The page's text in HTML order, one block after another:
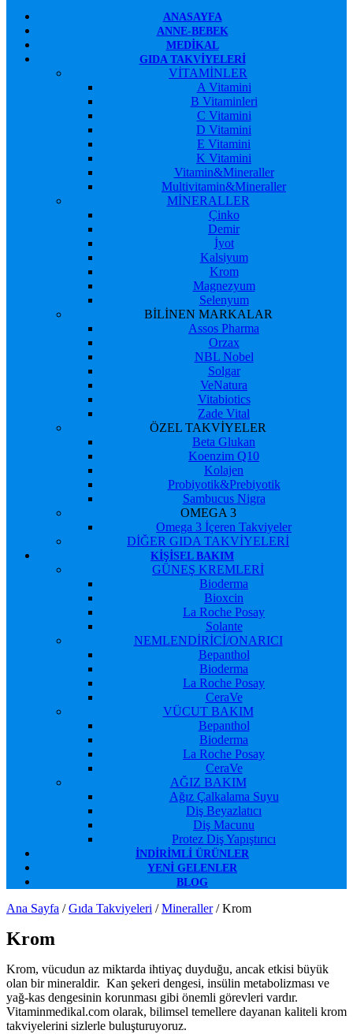
ANASAYFA
ANNE-BEBEK
MEDIKAL
GIDA TAKVIYELERI
VİTAMİNLER
A Vitamini
B Vitaminleri
C Vitamini
D Vitamini
E Vitamini
K Vitamini
Vitamin&Mineraller
Multivitamin&Mineraller
MİNERALLER
Çinko
Demir
İyot
Kalsiyum
Krom
Magnezyum
Selenyum
BİLİNEN MARKALAR
Assos Pharma
Orzax
NBL Nobel
Solgar
VeNatura
Vitabiotics
Zade Vital
ÖZEL TAKVİYELER
Beta Glukan
Koenzim Q10
Kolajen
Probiyotik&Prebiyotik
Sambucus Nigra
OMEGA 3
Omega 3 İçeren Takviyeler
DİĞER GIDA TAKVİYELERİ
KIŞISEL BAKIM
GÜNEŞ KREMLERİ
Bioderma
Bioxcin
La Roche Posay
Solante
NEMLENDİRİCİ/ONARICI
Bepanthol
Bioderma
La Roche Posay
CeraVe
VÜCUT BAKIM
Bepanthol
Bioderma
La Roche Posay
CeraVe
AĞIZ BAKIM
Ağız Çalkalama Suyu
Diş Beyazlatıcı
Diş Macunu
Protez Diş Yapıştırıcı
İNDIRIMLI ÜRÜNLER
YENI GELENLER
BLOG
Ana Sayfa /Gıda Takviyeleri /Mineraller/ Krom
Krom
Krom, vücudun az miktarda ihtiyaç duyduğu, ancak etkisi büyük
olan bir mineraldir. Kan şekeri dengesi, insülin metabolizması ve
yağ-kas dengesinin korunması gibi önemli görevleri vardır.
Vitaminmedikal.com olarak, bilimsel temellere dayanan kaliteli krom
takviyelerini sizlerle buluşturuyoruz.